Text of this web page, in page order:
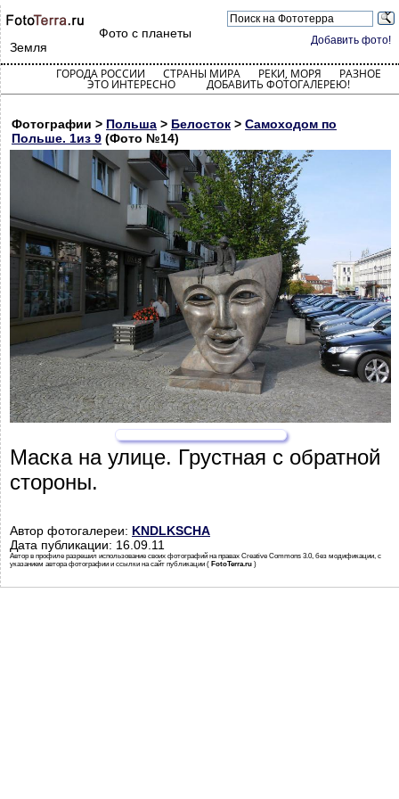
Добавить фото!
Фото с планеты
Земля
ГОРОДА РОССИИ СТРАНЫ МИРА РЕКИ, МОРЯ РАЗНОЕ
ЭТО ИНТЕРЕСНО ДОБАВИТЬ ФОТОГАЛЕРЕЮ!
Фотографии > Польша > Белосток > Самоходом по
Польше. 1из 9 (Фото №14)
Маска на улице. Грустная с обратной
стороны.
Автор фотогалереи: KNDLKSCHA
Дата публикации: 16.09.11
Автор в профиле разрешил использование своих фотографий на правах Creative Commons 3.0, без модификации, с
указанием автора фотографии и ссылки на сайт публикации ( FotoTerra.ru )